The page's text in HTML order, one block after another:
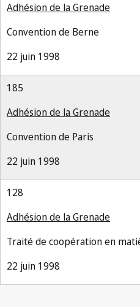
Adhésion de la Grenade
Convention de Berne
22 juin 1998
185
Adhésion de la Grenade
Convention de Paris
22 juin 1998
128
Adhésion de la Grenade
Traité de coopération en
22 juin 1998